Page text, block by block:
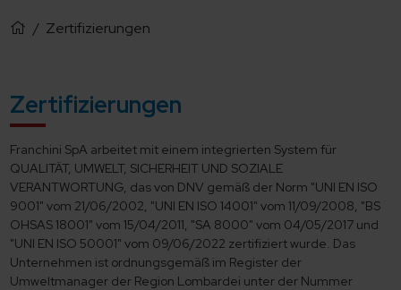
/ Zertifizierungen
Zertifizierungen
Franchini SpA arbeitet mit einem integrierten System für
QUALITÄT, UMWELT, SICHERHEIT UND SOZIALE
VERANTWORTUNG, das von DNV gemäß der Norm "UNI EN ISO
9001" vom 21/06/2002, "UNI EN ISO 14001" vom 11/09/2008, "BS
OHSAS 18001" vom 15/04/2011, "SA 8000" vom 04/05/2017 und
"UNI EN ISO 50001" vom 09/06/2022 zertifiziert wurde. Das
Unternehmen ist ordnungsgemäß im Register der
Umweltmanager der Region Lombardei unter der Nummer